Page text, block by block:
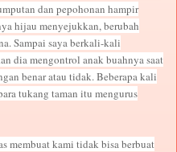
dan pepohonan hampir
hijau menyejukkan, berubah
Sampai saya berkali-kali
dia mengontrol anak buahnya saat
benar atau tidak. Beberapa kali
tukang taman itu mengurus
membuat kami tidak bisa berbuat